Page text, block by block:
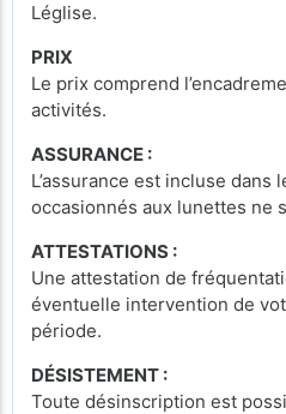
Léglise.
PRIX
Le prix comprend
activités.
ASSURANCE :
L’assurance est incluse dans
occasionnés aux lunettes ne
ATTESTATIONS :
Une attestation de
éventuelle intervention de
période.
DÉSISTEMENT :
Toute désinscription est